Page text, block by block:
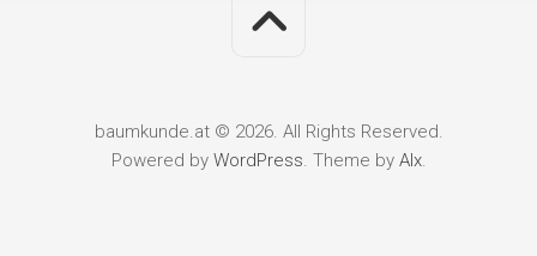
baumkunde.at © 2026. All Rights Reserved.
Powered by WordPress. Theme by Alx.